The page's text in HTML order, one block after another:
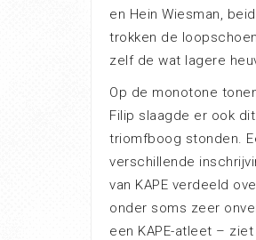
en Hein Wiesman,
trokken de
zelf de wat lagere
Op de monotone
Filip slaagde er ook
triomfboog stonden.
verschillende
van KAPE verdeeld
onder soms zeer
een KAPE-atleet –